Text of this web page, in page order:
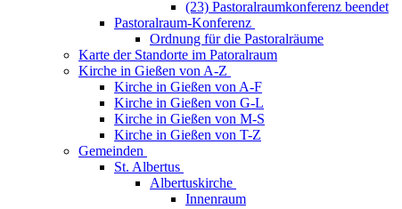
(23) Pastoralraumkonferenz beendet
Pastoralraum-Konferenz
Ordnung für die Pastoralräume
Karte der Standorte im Patoralraum
Kirche in Gießen von A-Z
Kirche in Gießen von A-F
Kirche in Gießen von G-L
Kirche in Gießen von M-S
Kirche in Gießen von T-Z
Gemeinden
St. Albertus
Albertuskirche
Innenraum